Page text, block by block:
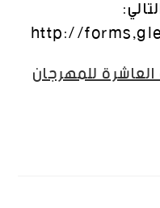
:
http://forms,gle
للمهرجان